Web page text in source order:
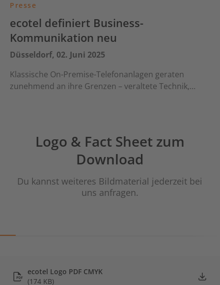
Presse
ecotel definiert Business-
Kommunikation neu
Düsseldorf, 02. Juni 2025
Klassische On-Premise-Telefonanlagen geraten
zunehmend an ihre Grenzen – veraltete Technik,…
Logo & Fact Sheet zum
Download
Du kannst weiteres Bildmaterial jederzeit bei
uns anfragen.
ecotel Logo PDF CMYK
(174 KB)